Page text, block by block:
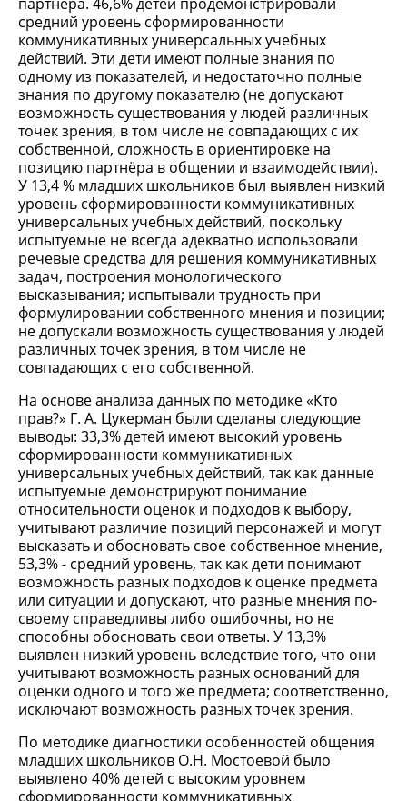
средний уровень сформированности
коммуникативных универсальных учебных
действий. Эти дети имеют полные знания по
одному из показателей, и недостаточно полные
знания по другому показателю (не допускают
возможность существования у людей различных
точек зрения, в том числе не совпадающих с их
собственной, сложность в ориентировке на
позицию партнёра в общении и взаимодействии).
У 13,4 % младших школьников был выявлен низкий
уровень сформированности коммуникативных
универсальных учебных действий, поскольку
испытуемые не всегда адекватно использовали
речевые средства для решения коммуникативных
задач, построения монологического
высказывания; испытывали трудность при
формулировании собственного мнения и позиции;
не допускали возможность существования у людей
различных точек зрения, в том числе не
совпадающих с его собственной.
На основе анализа данных по методике «Кто
прав?» Г. А. Цукерман были сделаны следующие
выводы: 33,3% детей имеют высокий уровень
сформированности коммуникативных
универсальных учебных действий, так как данные
испытуемые демонстрируют понимание
относительности оценок и подходов к выбору,
учитывают различие позиций персонажей и могут
высказать и обосновать свое собственное мнение,
53,3% - средний уровень, так как дети понимают
возможность разных подходов к оценке предмета
или ситуации и допускают, что разные мнения по-
своему справедливы либо ошибочны, но не
способны обосновать свои ответы. У 13,3%
выявлен низкий уровень вследствие того, что они
учитывают возможность разных оснований для
оценки одного и того же предмета; соответственно,
исключают возможность разных точек зрения.
По методике диагностики особенностей общения
младших школьников О.Н. Мостоевой было
выявлено 40% детей с высоким уровнем
сформированности коммуникативных